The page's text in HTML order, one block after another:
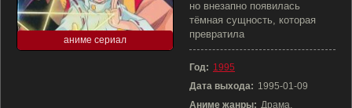
аниме сериал
но внезапно появилась
тёмная сущность, которая
превратила
Год: 1995
Дата выхода: 1995-01-09
Аниме жанры: Драма,